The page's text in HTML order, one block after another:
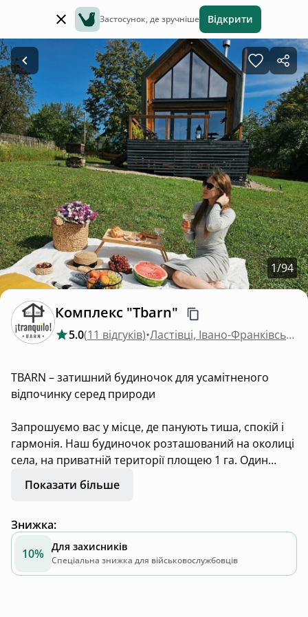
Застосунок, де зручніше Відкрити
1/94
Комплекс "Tbarn"
5.0(11 відгуків)• Ластівці, Івано-Франківська область
TBARN – затишний будиночок для усамітненого
відпочинку серед природи
Запрошуємо вас у місце, де панують тиша, спокій і
гармонія. Наш будиночок розташований на околиці
села, на приватній території площею 1 га. Один
будиночок для гостей, тож вас ніхто не потурбує.
Збоку лише одна сусідка. Навколо – старий сад,
лісами. А вдалині – гори. Краєвид змінюється
впродовж дня, і за ним хочеться спостерігати,
загорнувшись у плед із чашкою гарячого чаю.
Показати більше
Знижка:
10% Для захисників
Спеціальна знижка для військовослужбовців